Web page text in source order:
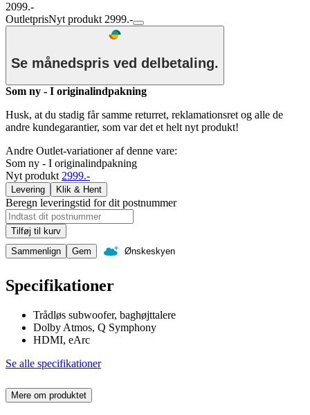
2099.-
OutletprisNyt produkt 2999.-
Se månedspris ved delbetaling.
Som ny - I originalindpakning
Husk, at du stadig får samme returret, reklamationsret og alle de
andre kundegarantier, som var det et helt nyt produkt!
Andre Outlet-variationer af denne vare:
Som ny - I originalindpakning
Nyt produkt 2999.-
Levering Klik & Hent
Beregn leveringstid for dit postnummer
Tilføj til kurv
Sammenlign
Gem Ønskeskyen
Specifikationer
Trådløs subwoofer, baghøjttalere
Dolby Atmos, Q Symphony
HDMI, eArc
Se alle specifikationer
Mere om produktet